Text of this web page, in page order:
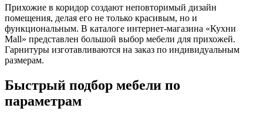
Прихожие в коридор создают неповторимый дизайн
помещения, делая его не только красивым, но и
функциональным. В каталоге интернет-магазина «Кухни
Mall» представлен большой выбор мебели для прихожей.
Гарнитуры изготавливаются на заказ по индивидуальным
размерам.
Быстрый подбор мебели по
параметрам